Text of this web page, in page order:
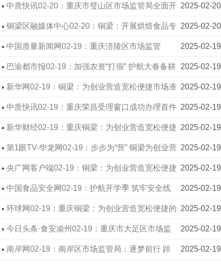
项执法行动 重庆涪陵为春耕保驾护航 2025-02-20
中质快讯02-20：重庆市璧山区市场监管局全面开
展春季开学校园食品安全培训 2025-02-20
铜梁区融媒体中心02-20：铜梁：开展烘焙食品专
项检查 守护群众“甜蜜”安全 2025-02-19
中国质量新闻网02-19：重庆涪陵区市场监管
局“双随机·无扰督查”实现督查与减负两不误 2025-02-19
巴渝都市报02-19：加强农资“打假” 护航大春备耕
2025-02-19
新华网02-19：铜梁：为创业营造宽松便捷市场准
入环境 2025-02-19
中质快讯02-19：重庆荣昌受理窗口成功办理首件
商标业务 2025-02-19
新华财经02-19：重庆铜梁：为创业营造宽松便捷
市场准入环境 2025-02-19
第1眼TV-华龙网02-19：步步为“营” 铜梁为创业营
造宽松便捷市场准入环境 2025-02-19
央广网客户端02-19：铜梁：为创业营造宽松便捷
市场准入环境 2025-02-19
中国食品安全网02-19：护航开学季 筑牢安全线
——重庆璧山开展2025年春季校园周边食品安全专
项检查
2025-02-19
环球网02-19：重庆铜梁：为创业营造宽松便捷的
市场准入环境 2025-02-19
今日头条·食安渝州02-19：重庆市大足区市场监
管局大力推动集群注册 助力民营企业发展 2025-02-19
南岸网02-19：南岸区市场监管局：逐梦前行 踔